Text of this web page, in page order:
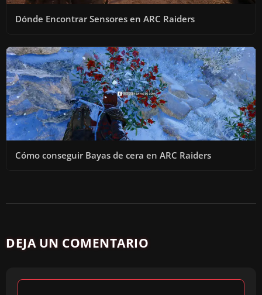
Dónde Encontrar Sensores en ARC Raiders
Cómo conseguir Bayas de cera en ARC Raiders
DEJA UN COMENTARIO